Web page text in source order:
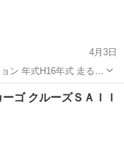
4月3日
式H16年式 走る、
はありませんが、車検
DAIHATSU
ゴ クルーズＳＡＩＩ